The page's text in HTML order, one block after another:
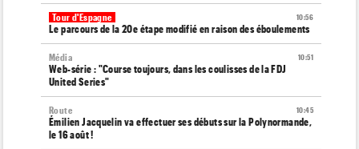
10:56
Tour d'Espagne
Le parcours de la 20e étape modifié en raison des éboulements
10:51
Média
Web-série : "Course toujours, dans les coulisses de la FDJ
United Series"
10:45
Route
Émilien Jacquelin va effectuer ses débuts sur la Polynormande,
le 16 août !